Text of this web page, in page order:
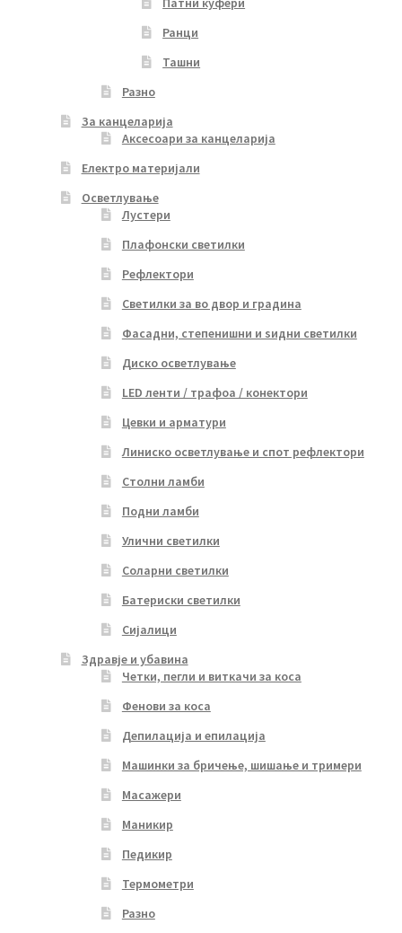
Ранци
Ташни
Разно
За канцеларија
Аксесоари за канцеларија
Електро материјали
Осветлување
Лустери
Плафонски светилки
Рефлектори
Светилки за во двор и градина
Фасадни, степенишни и ѕидни светилки
Диско осветлување
LED ленти / трафоа / конектори
Цевки и арматури
Линиско осветлување и спот рефлектори
Столни ламби
Подни ламби
Улични светилки
Соларни светилки
Батериски светилки
Сијалици
Здравје и убавина
Четки, пегли и виткачи за коса
Фенови за коса
Депилација и епилација
Машинки за бричење, шишање и тримери
Масажери
Маникир
Педикир
Термометри
Разно